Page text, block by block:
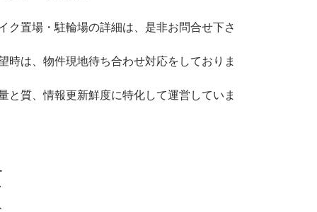
ク置場・駐輪場の詳細は、是非お問合せ下さ
時は、物件現地待ち合わせ対応をしておりま
と質、情報更新鮮度に特化して運営していま